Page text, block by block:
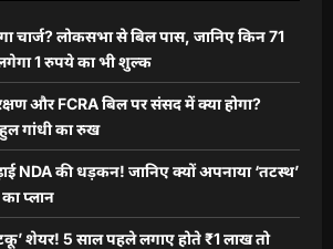
चार्ज? लोकसभा से बिल पास, जानिए किन 71
1 रुपये का भी शुल्क
और FCRA बिल पर संसद में क्या होगा?
गांधी का रुख
NDA की धड़कन! जानिए क्यों अपनाया ‘तटस्थ’
प्लान
शेयर! 5 साल पहले लगाए होते ₹1 लाख तो